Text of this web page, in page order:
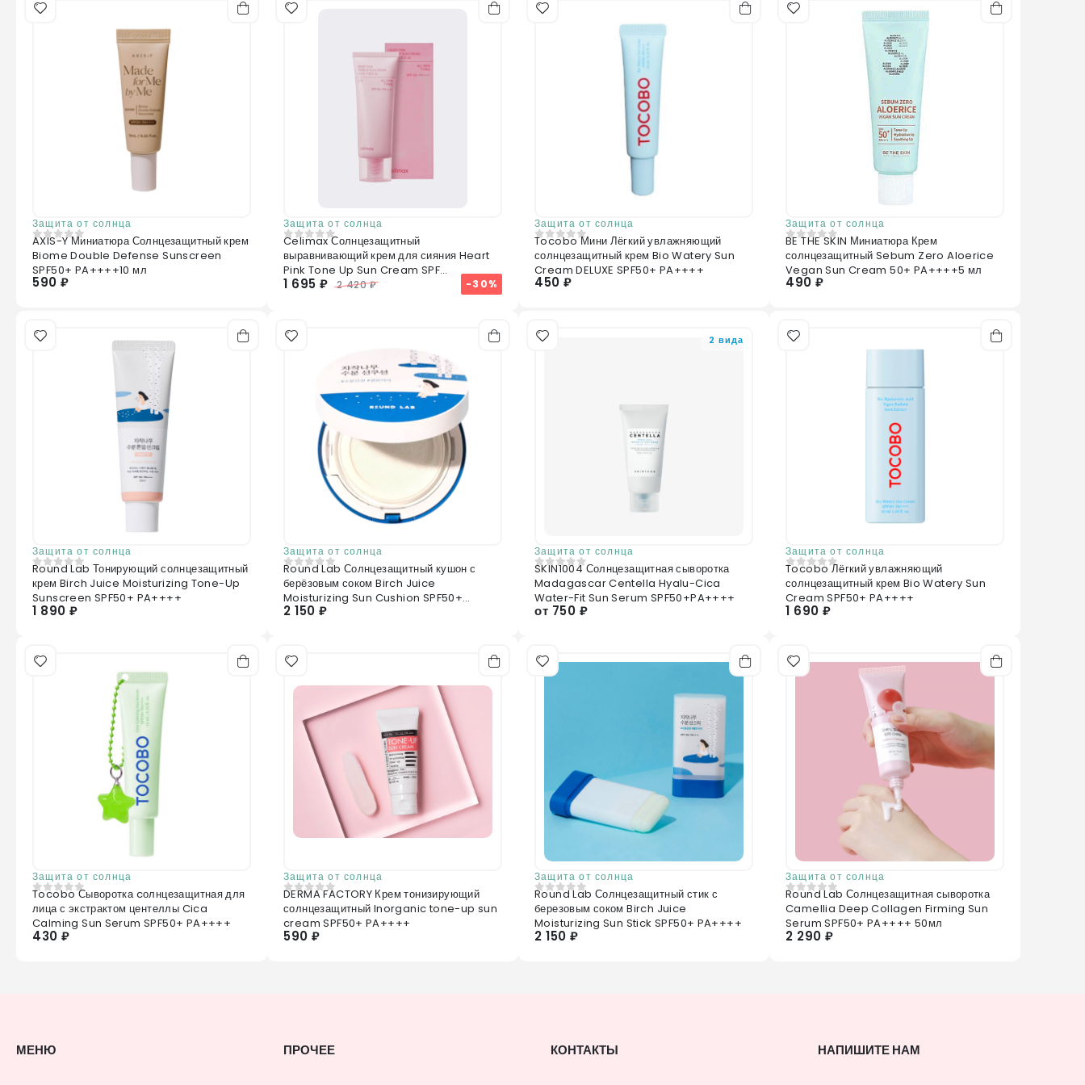
Защита от солнца
0из 5
AXIS-Y Миниатюра Солнцезащитный крем
Biome Double Defense Sunscreen
SPF50+ PA++++10 мл
590 ₽
Защита от солнца
0из 5
Celimax Солнцезащитный
выравнивающий крем для сияния Heart
Pink Tone Up Sun Cream SPF
50+PA++++ 40ml
1 695 ₽ 2 420 ₽ -30%
Защита от солнца
0 из 5
Tocobo Мини Лёгкий увлажняющий
солнцезащитный крем Bio Watery Sun
Cream DELUXE SPF50+ PA++++
450 ₽
Защита от солнца
0из 5
BE THE SKIN Миниатюра Крем
солнцезащитный Sebum Zero Aloerice
Vegan Sun Cream 50+ PA++++5 мл
490 ₽
Защита от солнца
0 из 5
Round Lab Тонирующий солнцезащитный
крем Birch Juice Moisturizing Tone-Up
Sunscreen SPF50+ PA++++
1 890 ₽
Защита от солнца
0 из 5
Round Lab Солнцезащитный кушон с
берёзовым соком Birch Juice
Moisturizing Sun Cushion SPF50+
PA++++
2 150 ₽
2 вида
Защита от солнца
0из 5
SKIN1004 Солнцезащитная сыворотка
Madagascar Centella Hyalu-Cica
Water-Fit Sun Serum SPF50+PA++++
от 750 ₽
Защита от солнца
0 из 5
Tocobo Лёгкий увлажняющий
солнцезащитный крем Bio Watery Sun
Cream SPF50+ PA++++
1 690 ₽
Защита от солнца
0 из 5
Tocobo Сыворотка cолнцезащитная для
лица с экстрактом центеллы Cica
Calming Sun Serum SPF50+ PA++++
430 ₽
Защита от солнца
0 из 5
DERMA FACTORY Крем тонизирующий
солнцезащитный Inorganic tone-up sun
cream SPF50+ PA++++
590 ₽
Защита от солнца
0 из 5
Round Lab Солнцезащитный стик с
березовым соком Birch Juice
Moisturizing Sun Stick SPF50+ PA++++
2 150 ₽
Защита от солнца
0 из 5
Round Lab Солнцезащитная сыворотка
Camellia Deep Collagen Firming Sun
Serum SPF50+ PA++++ 50мл
2 290 ₽
МЕНЮ ПРОЧЕЕ КОНТАКТЫ НАПИШИТЕ НАМ